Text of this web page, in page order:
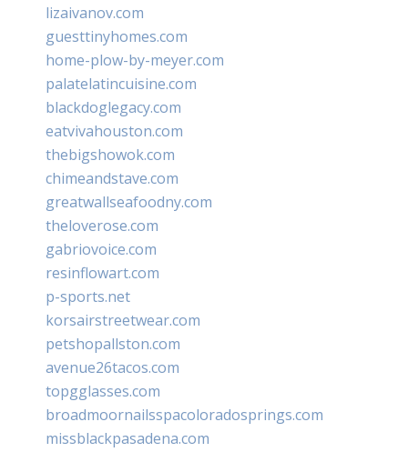
lizaivanov.com
guesttinyhomes.com
home-plow-by-meyer.com
palatelatincuisine.com
blackdoglegacy.com
eatvivahouston.com
thebigshowok.com
chimeandstave.com
greatwallseafoodny.com
theloverose.com
gabriovoice.com
resinflowart.com
p-sports.net
korsairstreetwear.com
petshopallston.com
avenue26tacos.com
topgglasses.com
broadmoornailsspacoloradosprings.com
missblackpasadena.com